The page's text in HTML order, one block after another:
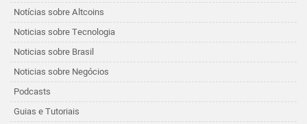
Notícias sobre Altcoins
Noticias sobre Tecnologia
Noticias sobre Brasil
Noticias sobre Negócios
Podcasts
Guias e Tutoriais